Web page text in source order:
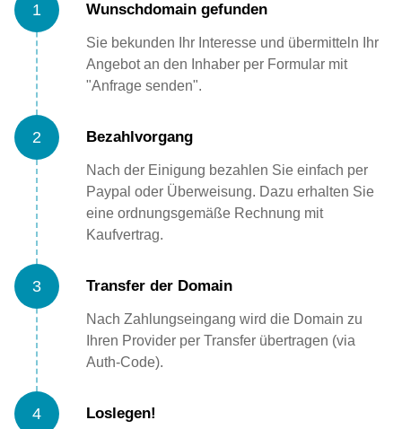
1 Wunschdomain gefunden
Sie bekunden Ihr Interesse und übermitteln Ihr
Angebot an den Inhaber per Formular mit
"Anfrage senden".
2 Bezahlvorgang
Nach der Einigung bezahlen Sie einfach per
Paypal oder Überweisung. Dazu erhalten Sie
eine ordnungsgemäße Rechnung mit
Kaufvertrag.
3 Transfer der Domain
Nach Zahlungseingang wird die Domain zu
Ihren Provider per Transfer übertragen (via
Auth-Code).
4 Loslegen!